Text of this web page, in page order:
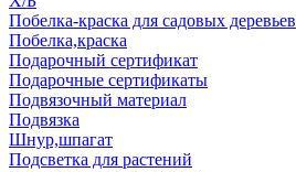
Побелка-краска для садовых деревьев
Побелка,краска
Подарочный сертификат
Подарочные сертификаты
Подвязочный материал
Подвязка
Шнур,шпагат
Подсветка для растений